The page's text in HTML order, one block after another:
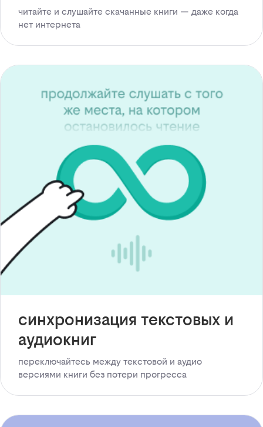
читайте и слушайте скачанные книги — даже когда
нет интернета
синхронизация текстовых и
аудиокниг
переключайтесь между текстовой и аудио
версиями книги без потери прогресса